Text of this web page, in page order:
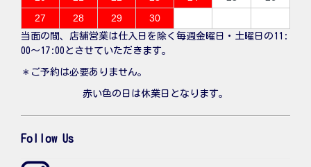
27
28 29 30
当面の間、店舗営業は仕入日を除く毎週金曜日・土曜日の11:
00〜17:00とさせていただきます。
＊ご予約は必要ありません。
赤い色の日は休業日となります。
Follow Us